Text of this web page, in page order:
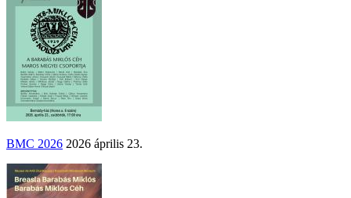
BMC 2026 2026 április 23.